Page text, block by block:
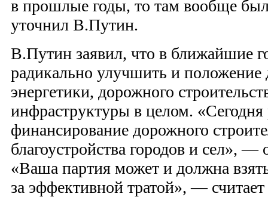
в прошлые годы, то там вообще
уточнил В.Путин.
В.Путин заявил, что в ближайшие
радикально улучшить и положение
энергетики, дорожного
инфраструктуры в целом. «Сегодня
финансирование дорожного
благоустройства городов и сел»,
«Ваша партия может и должна
за эффективной тратой», —